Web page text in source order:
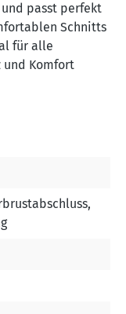
passt perfekt
Schnitts
für alle
und Komfort
,